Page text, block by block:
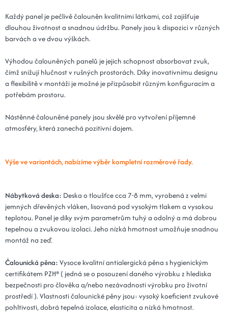
Kód: Plot 15x80x3 - 02 béžová
14 dní
25x70x3 - 02 béžová
Kód: Plot 25x70x3 - 02 béžová
14 dní
30x70x3 - 02 béžová
Kód: Plot 30x70x3 - 02 béžová
371 Kč
20x90x3 - 02 béžová
Kód: Plot 20x90x3 - 02 béžová
388 Kč
15x90x3 - 02 béžová
Kód: Plot 15x90x3 - 02 béžová
388 Kč
20x100x3 - 02 béžová
Kód: Plot 20x100x3 - 02 béžová
432 Kč
14 dní
25x80x3 - 02 béžová
Kód: Plot 25x80x3 - 02 béžová
432 Kč
30x80x3 - 02 béžová
Kód: Plot 30x80x3 - 02 béžová
432 Kč
14 dní
15x100x3 - 02 béžová
432 Kč
Každý panel je pečlivě čalouněn kvalitními látkami, což zajišťuje
dlouhou životnost a snadnou údržbu. Panely jsou k dispozici v různých
barvách a ve dvou výškách.
Výhodou čalouněných panelů je jejich schopnost absorbovat zvuk,
čímž snižují hlučnost v rušných prostorách. Díky inovativnímu designu
a flexibilitě v montáži je možné je přizpůsobit různým konfiguracím a
potřebám prostoru.
Nástěnné čalouněné panely jsou skvělé pro vytvoření příjemné
atmosféry, která zanechá pozitivní dojem.
Výše ve variantách, nabízíme výběr kompletní rozměrové řady.
Nábytková deska: Deska o tloušťce cca 7-8 mm, vyrobená z velmi
jemných dřevěných vláken, lisovaná pod vysokým tlakem a vysokou
teplotou. Panel je díky svým parametrům tuhý a odolný a má dobrou
tepelnou a zvukovou izolaci. Jeho nízká hmotnost umožňuje snadnou
montáž na zeď.
Čalounická pěna: Vysoce kvalitní antialergická pěna s hygienickým
certifikátem PZH® ( jedná se o posouzení daného výrobku z hlediska
bezpečnosti pro člověka a/nebo nezávadnosti výrobku pro životní
prostředí ). Vlastnosti čalounické pěny jsou: vysoký koeficient zvukové
pohltivosti, dobrá tepelná izolace, elasticita a nízká hmotnost.